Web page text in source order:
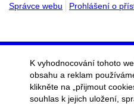
Správce webu
Prohlášení o
K vyhodnocování tohoto
obsahu a reklam
klikněte na „přijmout
souhlas k jejich uložení,